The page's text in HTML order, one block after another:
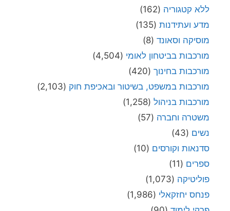
ללא קטגוריה (162)
מדע ועתידנות (135)
מוסיקה וסאונד (8)
מורכבות בביטחון לאומי (4,504)
מורכבות בחינוך (420)
מורכבות במשפט, בשיטור ובאכיפת חוק (2,103)
מורכבות בניהול (1,258)
משטרה וחברה (57)
נשים (43)
סדנאות וקורסים (10)
ספרים (11)
פוליטיקה (1,073)
פנחס יחזקאלי (1,986)